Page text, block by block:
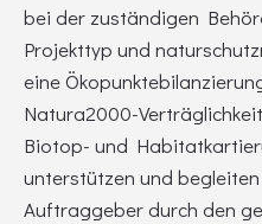
bei der zuständigen
Projekttyp und
eine
Natura2000-
Biotop- und
unterstützen und
Auftraggeber durch den